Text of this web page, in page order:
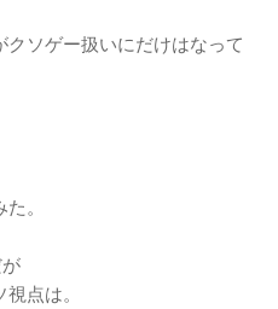
ソゲー扱いにだけはなって
。
点は。